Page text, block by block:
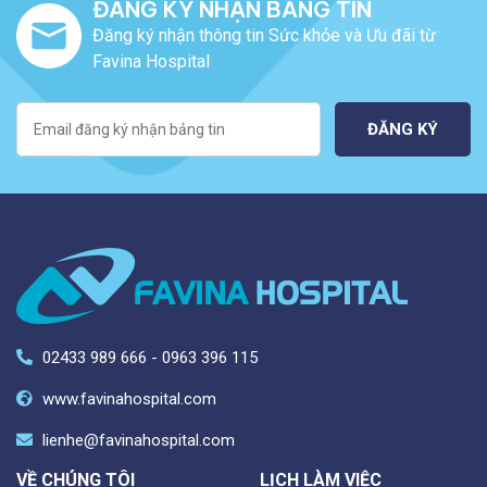
ĐĂNG KÝ NHẬN BẢNG TIN
Đăng ký nhận thông tin Sức khỏe và Ưu đãi từ
Favina Hospital
ĐĂNG KÝ
02433 989 666 - 0963 396 115
www.favinahospital.com
lienhe@favinahospital.com
VỀ CHÚNG TÔI LỊCH LÀM VIỆC